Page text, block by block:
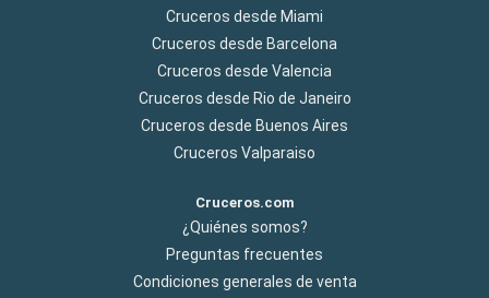
Cruceros desde Miami
Cruceros desde Barcelona
Cruceros desde Valencia
Cruceros desde Rio de Janeiro
Cruceros desde Buenos Aires
Cruceros Valparaiso
Cruceros.com
¿Quiénes somos?
Preguntas frecuentes
Condiciones generales de venta